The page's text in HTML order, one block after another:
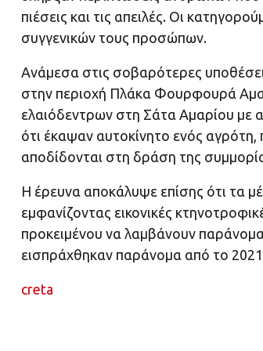
πιέσεις και τις απειλές. Οι
συγγενικών τους προσώπων.
Ανάμεσα στις σοβαρότερες
στην περιοχή Πλάκα Φουρφουρά
ελαιόδεντρων στη Σάτα Αμαρίου με
ότι έκαψαν αυτοκίνητο ενός
αποδίδονται στη δράση της
Η έρευνα αποκάλυψε επίσης ότι τα
εμφανίζοντας εικονικές
προκειμένου να λαμβάνουν
εισπράχθηκαν παράνομα από το
creta